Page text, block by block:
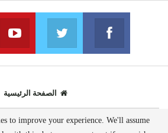
فايسبوك
انضم الينا انضم الينا
الصفحة الرئيسية
© 2020 - جميع الحقوق محفوظة.
to improve your experience. We'll assume